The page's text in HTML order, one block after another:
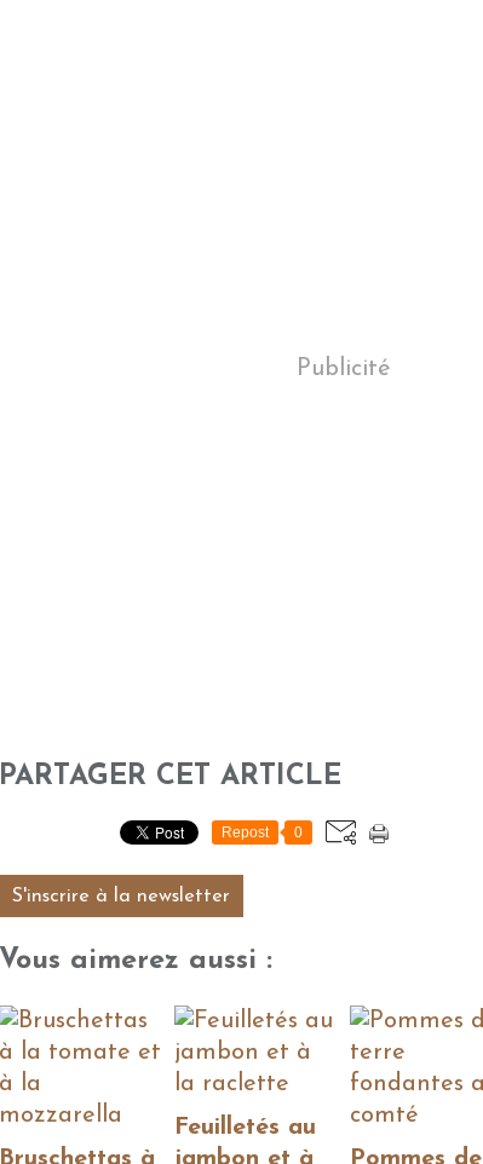
Publicité
PARTAGER CET ARTICLE
Repost 0
S'inscrire à la newsletter
Vous aimerez aussi :
Bruschettas à
Feuilletés au
jambon et à
Pommes de